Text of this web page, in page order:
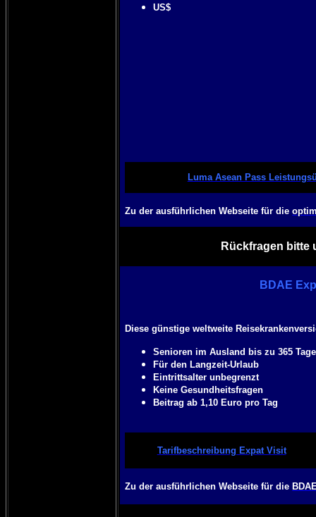
US$
Luma Asean Pass
Zu der ausführlichen Webseite für die
Rückfragen bitte
BDAE
Diese günstige weltweite
Senioren im Ausland bis zu 365 Tage
Für den Langzeit-Urlaub
Eintrittsalter unbegrenzt
Keine Gesundheitsfragen
Beitrag ab 1,10 Euro pro Tag
Tarifbeschreibung Expat Visit
Zu der ausführlichen Webseite für die